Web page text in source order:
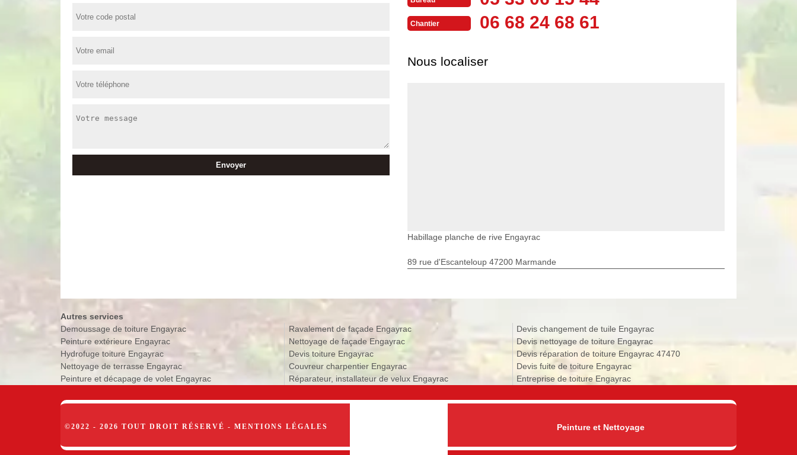
Chantier 06 68 24 68 61
Nous localiser
Habillage planche de rive Engayrac
89 rue d'Escanteloup 47200 Marmande
Autres services
Demoussage de toiture Engayrac
Peinture extérieure Engayrac
Hydrofuge toiture Engayrac
Nettoyage de terrasse Engayrac
Peinture et décapage de volet Engayrac
Ravalement de façade Engayrac
Nettoyage de façade Engayrac
Devis toiture Engayrac
Couvreur charpentier Engayrac
Réparateur, installateur de velux Engayrac
Devis changement de tuile Engayrac
Devis nettoyage de toiture Engayrac
Devis réparation de toiture Engayrac 47470
Devis fuite de toiture Engayrac
Entreprise de toiture Engayrac
©2022 - 2026 TOUT DROIT RÉSERVÉ - MENTIONS LÉGALES Peinture et Nettoyage